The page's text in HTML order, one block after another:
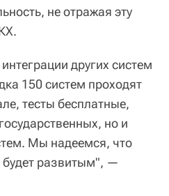
не отражая эту
других систем
150 систем проходят
тесты бесплатные,
но и
Мы надеемся, что
будет развитым", —